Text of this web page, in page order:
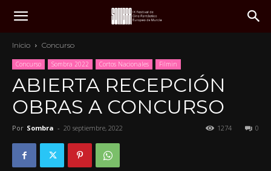
Inicio Concurso
Concurso Sombra 2022 Cortos Nacionales Filmin
ABIERTA RECEPCIÓN
OBRAS A CONCURSO
Por Sombra - 20 septiembre, 2022 0
1274